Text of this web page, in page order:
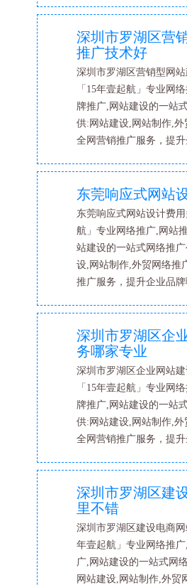
深圳市罗湖区营
推广技术好
深圳市罗湖区营销型网
「15年壹起航」专业网
牌推广,网站建设的一站
供:网站建设,网站制作,
全网营销推广服务，提升
东莞响应式网站
东莞响应式网站设计费
航」专业网络推广,网站
站建设的一站式网络推
设,网站制作,外贸网络推
推广服务，提升企业品牌
深圳市罗湖区企
务哪家专业
深圳市罗湖区企业网站
「15年壹起航」专业网
牌推广,网站建设的一站
供:网站建设,网站制作,
全网营销推广服务，提升
深圳市罗湖区建
里不错
深圳市罗湖区建设电商
年壹起航」专业网络推
广,网站建设的一站式网
网站建设,网站制作,外贸